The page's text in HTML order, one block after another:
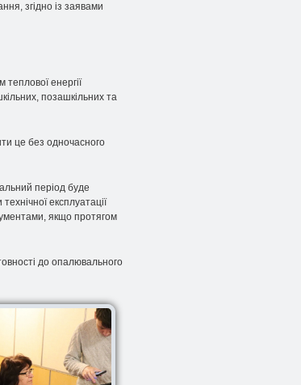
згідно із заявами
енергії
позашкільних та
це без одночасного
період буде
експлуатації
якщо протягом
до опалювального